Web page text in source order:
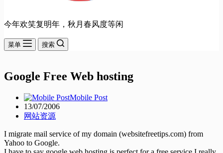
今年欢笑复明年，秋月春风度等闲
菜单 搜索
Google Free Web hosting
Mobile Post
13/07/2006
网站资源
I migrate mail service of my domain (websitefreetips.com) from
Yahoo to Google.